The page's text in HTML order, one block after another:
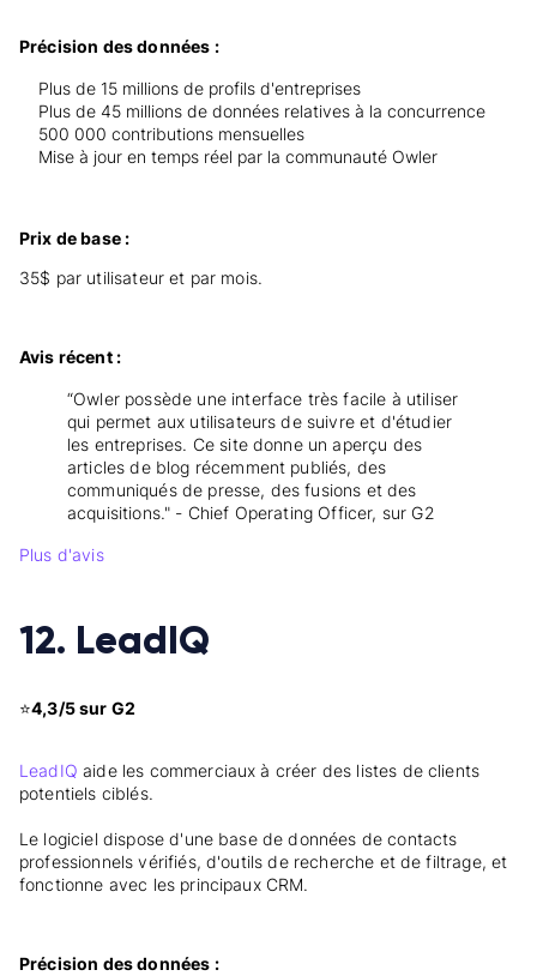
Précision des données :
Plus de 15 millions de profils d'entreprises
Plus de 45 millions de données relatives à la concurrence
500 000 contributions mensuelles
Mise à jour en temps réel par la communauté Owler
Prix de base :
35$ par utilisateur et par mois.
Avis récent :
“Owler possède une interface très facile à utiliser
qui permet aux utilisateurs de suivre et d'étudier
les entreprises. Ce site donne un aperçu des
articles de blog récemment publiés, des
communiqués de presse, des fusions et des
acquisitions." - Chief Operating Officer, sur G2
Plus d'avis
12. LeadIQ
⭐4,3/5 sur G2
LeadIQ aide les commerciaux à créer des listes de clients
potentiels ciblés.
Le logiciel dispose d'une base de données de contacts
professionnels vérifiés, d'outils de recherche et de filtrage, et
fonctionne avec les principaux CRM.
Précision des données :